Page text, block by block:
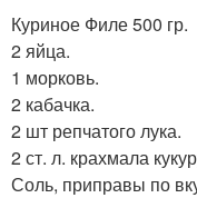
Куриное Филе 500 гр.
2 яйца.
1 морковь.
2 кабачка.
2 шт репчатого лука.
2 ст. л. крахмала
Соль, приправы по